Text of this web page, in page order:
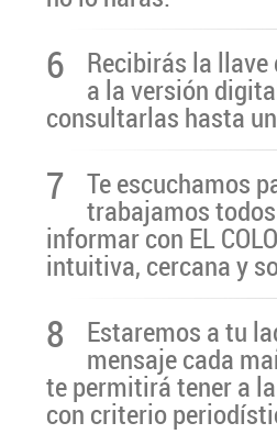
6 Recibirás la
a la versión
consultarlas hasta
7 Te escuchamos
trabajamos
informar con EL
intuitiva, cercana y
8 Estaremos a tu
mensaje cada
te permitirá tener a
con criterio